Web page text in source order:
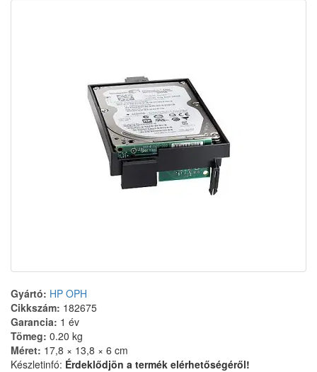
Gyártó: HP OPH
Cikkszám: 182675
Garancia: 1 év
Tömeg: 0.20 kg
Méret: 17,8 × 13,8 × 6 cm
Készletinfó: Érdeklődjön a termék elérhetőségéről!